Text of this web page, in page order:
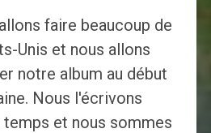
faire beaucoup de
Unis et nous allons
notre album au début
Nous l'écrivons
temps et nous sommes